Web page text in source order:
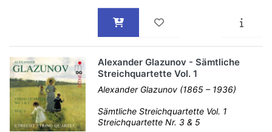
Alexander Glazunov - Sämtliche
Streichquartette Vol. 1
Alexander Glazunov (1865 – 1936)
Sämtliche Streichquartette Vol. 1
Streichquartette Nr. 3 & 5